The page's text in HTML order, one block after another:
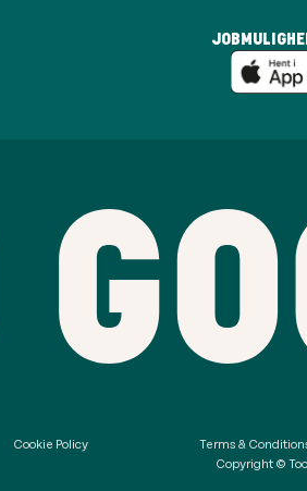
Cookie Policy Terms &
Copyright ©